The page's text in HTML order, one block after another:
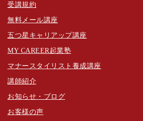
受講規約
無料メール講座
五つ星キャリアップ講座
MY CAREER起業塾
マナースタイリスト養成講座
講師紹介
お知らせ・ブログ
お客様の声